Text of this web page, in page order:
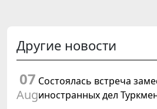
Другие новости
07
Aug
Состоялась встреча
иностранных дел